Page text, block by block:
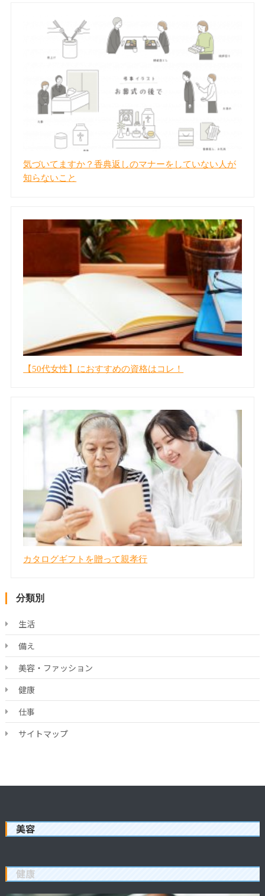
気づいてますか？香典返しのマナーをしていない人が
知らないこと
【50代女性】におすすめの資格はコレ！
カタログギフトを贈って親孝行
分類別
生活
備え
美容・ファッション
健康
仕事
サイトマップ
美容
健康